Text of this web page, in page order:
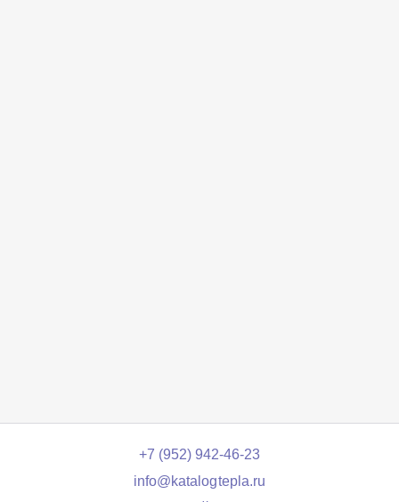
+7 (952) 942-46-23
info@katalogtepla.ru